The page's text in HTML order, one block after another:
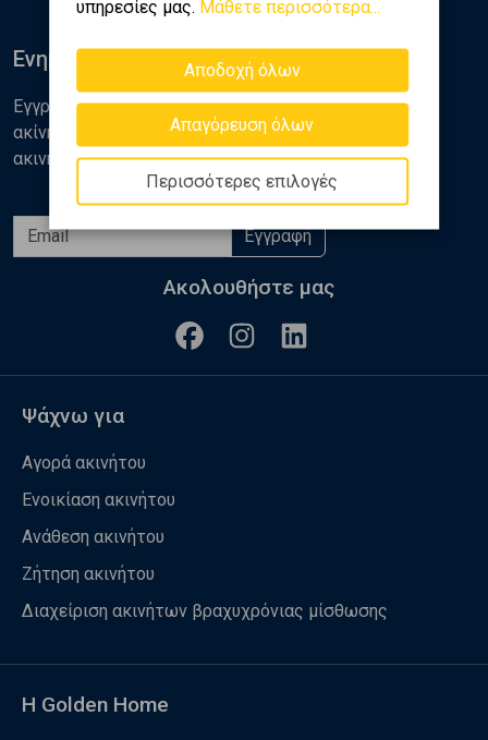
υπηρεσίες μας. Μάθετε περισσότερα...
Αποδοχή όλων
Απαγόρευση όλων
Περισσότερες επιλογές
Ενημερωθείτε
Εγγραφείτε στο newsletter της Golden Home για νέα
ακίνητα, αναλύσεις και διάφορα θέματα της αγοράς
ακινήτων
Εγγραφή
Ακολουθήστε μας
Ψάχνω για
Αγορά ακινήτου
Ενοικίαση ακινήτου
Ανάθεση ακινήτου
Ζήτηση ακινήτου
Διαχείριση ακινήτων βραχυχρόνιας μίσθωσης
Η Golden Home